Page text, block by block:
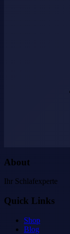
About
Ihr Schlafexperte
Quick Links
Shop
Blog